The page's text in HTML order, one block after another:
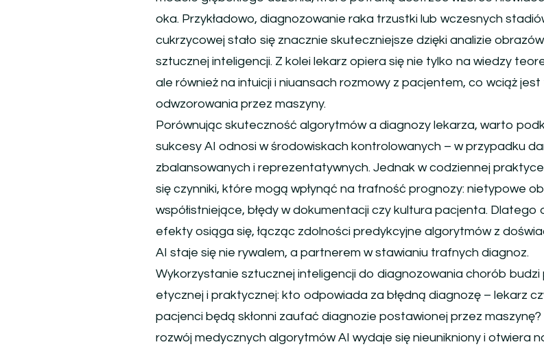
oka. Przykładowo, diagnozowanie raka trzustki lub wczesnych
cukrzycowej stało się znacznie skuteczniejsze dzięki analizie
sztucznej inteligencji. Z kolei lekarz opiera się nie tylko na wiedzy
ale również na intuicji i niuansach rozmowy z pacjentem, co wciąż
odwzorowania przez maszyny.
Porównując skuteczność algorytmów a diagnozy lekarza, warto
sukcesy AI odnosi w środowiskach kontrolowanych – w przypadku
zbalansowanych i reprezentatywnych. Jednak w codziennej
się czynniki, które mogą wpłynąć na trafność prognozy: nietypowe
współistniejące, błędy w dokumentacji czy kultura pacjenta. Dlatego
efekty osiąga się, łącząc zdolności predykcyjne algorytmów z
AI staje się nie rywalem, a partnerem w stawianiu trafnych diagnoz.
Wykorzystanie sztucznej inteligencji do diagnozowania chorób
etycznej i praktycznej: kto odpowiada za błędną diagnozę – lekarz
pacjenci będą skłonni zaufać diagnozie postawionej przez
rozwój medycznych algorytmów AI wydaje się nieunikniony i otwiera